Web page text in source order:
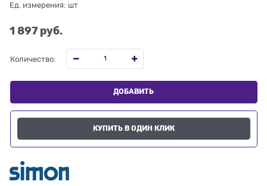
Ед. измерения: шт
1 897 руб.
Количество:
ДОБАВИТЬ
КУПИТЬ В ОДИН КЛИК